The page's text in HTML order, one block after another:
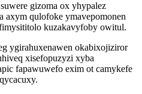
gizoma ox yhypalez
axym qulofoke ymavepomonen
kuzakavyfoby owitul.
ygirahuxenawen okabixojiziror
xisefopuzyzi xyba
fapawuwefo exim ot camykefe